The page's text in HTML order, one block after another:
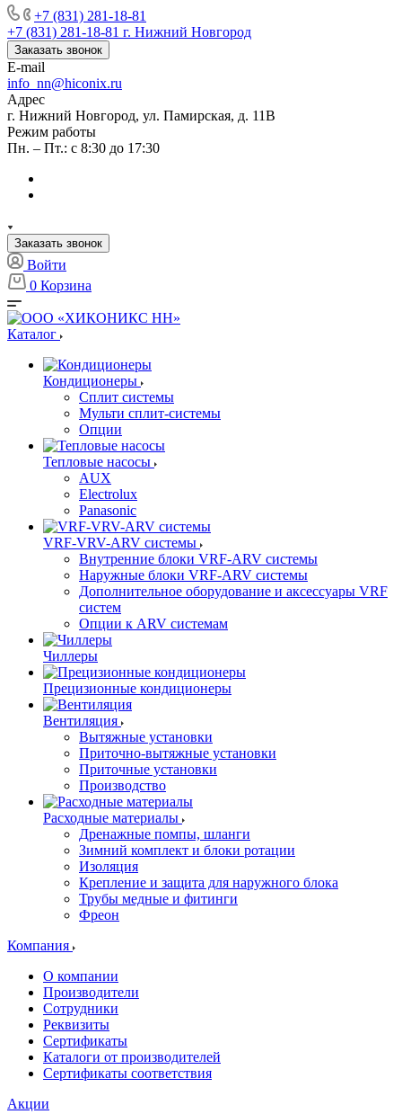
+7 (831) 281-18-81
+7 (831) 281-18-81 г. Нижний Новгород
Заказать звонок
E-mail
info_nn@hiconix.ru
Адрес
г. Нижний Новгород, ул. Памирская, д. 11В
Режим работы
Пн. – Пт.: с 8:30 до 17:30
Заказать звонок
Войти
0 Корзина
Каталог
Кондиционеры
Сплит системы
Мульти сплит-системы
Опции
Тепловые насосы
AUX
Electrolux
Panasonic
VRF-VRV-ARV системы
Внутренние блоки VRF-ARV системы
Наружные блоки VRF-ARV системы
Дополнительное оборудование и аксессуары VRF
систем
Опции к ARV системам
Чиллеры
Прецизионные кондиционеры
Вентиляция
Вытяжные установки
Приточно-вытяжные установки
Приточные установки
Производство
Расходные материалы
Дренажные помпы, шланги
Зимний комплект и блоки ротации
Изоляция
Крепление и защита для наружного блока
Трубы медные и фитинги
Фреон
Компания
О компании
Производители
Сотрудники
Реквизиты
Сертификаты
Каталоги от производителей
Сертификаты соответствия
Акции